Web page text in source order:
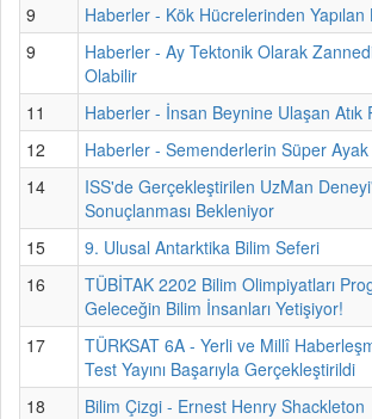
9
Haberler - Kök Hücrelerinden Yapılan
9
Haberler - Ay Tektonik Olarak
Olabilir
11
Haberler - İnsan Beynine Ulaşan Atık
12
Haberler - Semenderlerin Süper Ayak
14
ISS'de Gerçekleştirilen UzMan
Sonuçlanması Bekleniyor
15
9. Ulusal Antarktika Bilim Seferi
16
TÜBİTAK 2202 Bilim Olimpiyatları
Geleceğin Bilim İnsanları Yetişiyor!
17
TÜRKSAT 6A - Yerli ve Millî
Test Yayını Başarıyla Gerçekleştirildi
18
Bilim Çizgi - Ernest Henry Shackleton